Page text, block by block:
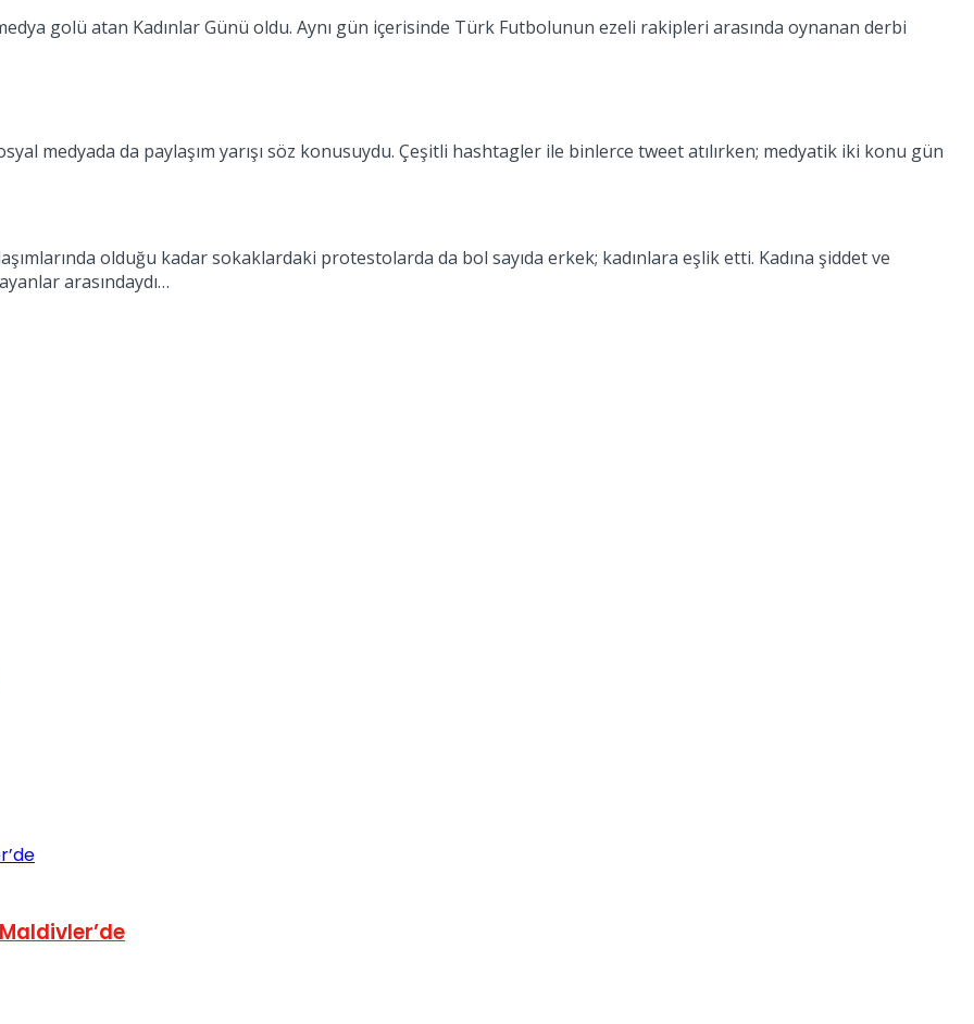
golü atan Kadınlar Günü oldu. Aynı gün içerisinde Türk Futbolunun ezeli rakipleri arasında oynanan derbi
medyada da paylaşım yarışı söz konusuydu. Çeşitli hashtagler ile binlerce tweet atılırken; medyatik iki konu gün
olduğu kadar sokaklardaki protestolarda da bol sayıda erkek; kadınlara eşlik etti. Kadına şiddet ve
arasındaydı…